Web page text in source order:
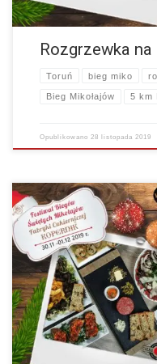
Rozgrzewka
Toruń bieg miko
Bieg Mikołajów 5 km
Opublikowano 28 listopada 2019
Mamy dla Was wspaniałą
organizator Jarmarku
licytację uroczystej kolacji
więcej